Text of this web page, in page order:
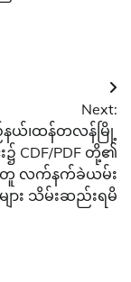
Next:
ည်နယ်၊ထန်တလန်မြို့
CDF/PDF တို့၏
တူ လက်နက်ခဲယမ်း
များ သိမ်းဆည်းရမိ